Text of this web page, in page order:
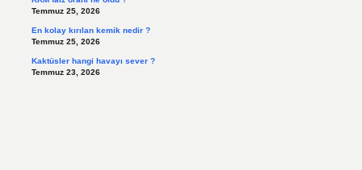
Temmuz 25, 2026
En kolay kırılan kemik nedir ?
Temmuz 25, 2026
Kaktüsler hangi havayı sever ?
Temmuz 23, 2026